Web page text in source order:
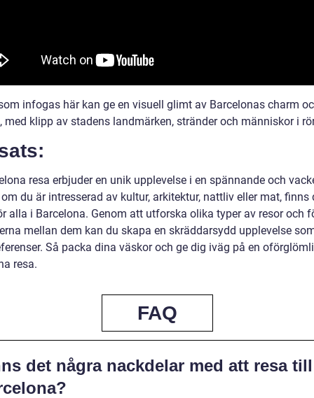
infogas här kan ge en visuell glimt av Barcelonas charm
med klipp av stadens landmärken, stränder och människor i
resa erbjuder en unik upplevelse i en spännande och
du är intresserad av kultur, arkitektur, nattliv eller mat, finns
alla i Barcelona. Genom att utforska olika typer av resor och
mellan dem kan du skapa en skräddarsydd upplevelse
Så packa dina väskor och ge dig iväg på en
resa.
FAQ
det några nackdelar med att resa till